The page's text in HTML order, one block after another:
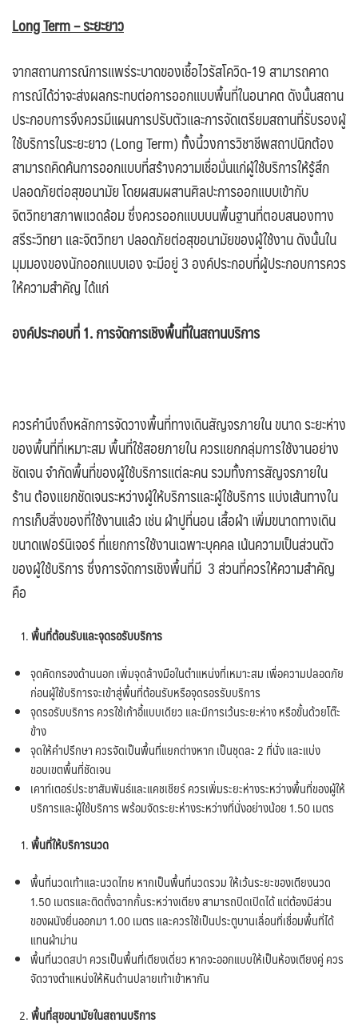
Long Term – ระยะยาว
จากสถานการณ์การแพร่ระบาดของเชื้อไวรัสโควิด-19 สามารถคาด
การณ์ได้ว่าจะส่งผลกระทบต่อการออกแบบพื้นที่ในอนาคต ดังนั้นสถาน
ประกอบการจึงควรมีแผนการปรับตัวและการจัดเตรียมสถานที่รับรองผู้
ใช้บริการในระยะยาว (Long Term) ทั้งนี้วงการวิชาชีพสถาปนิกต้อง
สามารถคิดค้นการออกแบบที่สร้างความเชื่อมั่นแก่ผู้ใช้บริการให้รู้สึก
ปลอดภัยต่อสุขอนามัย โดยผสมผสานศิลปะการออกแบบเข้ากับ
จิตวิทยาสภาพแวดล้อม ซึ่งควรออกแบบบนพื้นฐานที่ตอบสนองทาง
สรีระวิทยา และจิตวิทยา ปลอดภัยต่อสุขอนามัยของผู้ใช้งาน ดังนั้นใน
มุมมองของนักออกแบบเอง จะมีอยู่ 3 องค์ประกอบที่ผู้ประกอบการควร
ให้ความสำคัญ ได้แก่
องค์ประกอบที่ 1. การจัดการเชิงพื้นที่ในสถานบริการ
ควรคำนึงถึงหลักการจัดวางพื้นที่ทางเดินสัญจรภายใน ขนาด ระยะห่าง
ของพื้นที่ที่เหมาะสม พื้นที่ใช้สอยภายใน ควรแยกกลุ่มการใช้งานอย่าง
ชัดเจน จำกัดพื้นที่ของผู้ใช้บริการแต่ละคน รวมทั้งการสัญจรภายใน
ร้าน ต้องแยกชัดเจนระหว่างผู้ให้บริการและผู้ใช้บริการ แบ่งเส้นทางใน
การเก็บสิ่งของที่ใช้งานแล้ว เช่น ผ้าปูที่นอน เสื้อผ้า เพิ่มขนาดทางเดิน
ขนาดเฟอร์นิเจอร์ ที่แยกการใช้งานเฉพาะบุคคล เน้นความเป็นส่วนตัว
ของผู้ใช้บริการ ซึ่งการจัดการเชิงพื้นที่มี 3 ส่วนที่ควรให้ความสำคัญ
คือ
พื้นที่ต้อนรับและจุดรอรับบริการ
จุดคัดกรองด้านนอก เพิ่มจุดล้างมือในตำแหน่งที่เหมาะสม เพื่อความปลอดภัย
ก่อนผู้ใช้บริการจะเข้าสู่พื้นที่ต้อนรับหรือจุดรอรรับบริการ
จุดรอรับบริการ ควรใช้เก้าอี้แบบเดียว และมีการเว้นระยะห่าง หรือขั้นด้วยโต๊ะ
ข้าง
จุดให้คำปรึกษา ควรจัดเป็นพื้นที่แยกต่างหาก เป็นชุดละ 2 ที่นั่ง และแบ่ง
ขอบเขตพื้นที่ชัดเจน
เคาท์เตอร์ประชาสัมพันธ์และแคชเชียร์ ควรเพิ่มระยะห่างระหว่างพื้นที่ของผู้ให้
บริการและผู้ใช้บริการ พร้อมจัดระยะห่างระหว่างที่นั่งอย่างน้อย 1.50 เมตร
พื้นที่ให้บริการนวด
พื้นที่นวดเท้าและนวดไทย หากเป็นพื้นที่นวดรวม ให้เว้นระยะของเตียงนวด
1.50 เมตรและติดตั้งฉากกั้นระหว่างเตียง สามารถปิดเปิดได้ แต่ต้องมีส่วน
ของผนังยื่นออกมา 1.00 เมตร และควรใช้เป็นประตูบานเลื่อนที่เชื่อมพื้นที่ได้
แทนผ้าม่าน
พื้นที่นวดสปา ควรเป็นพื้นที่เตียงเดี่ยว หากจะออกแบบให้เป็นห้องเตียงคู่ ควร
จัดวางตำแหน่งให้หันด้านปลายเท้าเข้าหากัน
พื้นที่สุขอนามัยในสถานบริการ